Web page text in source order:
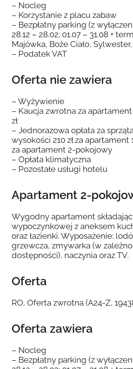
– Nocleg
– Korzystanie z placu zabaw
– Bezpłatny parking (z
28.12 – 28.02; 01.07 – 31.08 +
Majówka, Boże Ciało,
– Podatek VAT
Oferta nie zawiera
– Wyżywienie
– Kaucja zwrotna za
zł
– Jednorazowa opłata za
wysokości 210 zł za apartament
za apartament 2-pokojowy
– Opłata klimatyczna
– Pozostałe usługi hotelu
Apartament 2-
Wygodny apartament
wypoczynkowej z aneksem
oraz łazienki. Wyposażenie:
grzewcza, zmywarka (w
dostępności), naczynia oraz TV.
Oferta
RO, Oferta zwrotna (A24-Z,
Oferta zawiera
– Nocleg
– Bezpłatny parking (z